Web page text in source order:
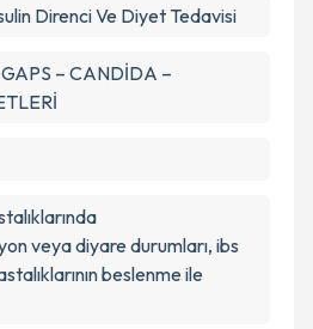
Direnci Ve Diyet Tedavisi
– CANDİDA –
veya diyare durumları, ibs
beslenme ile